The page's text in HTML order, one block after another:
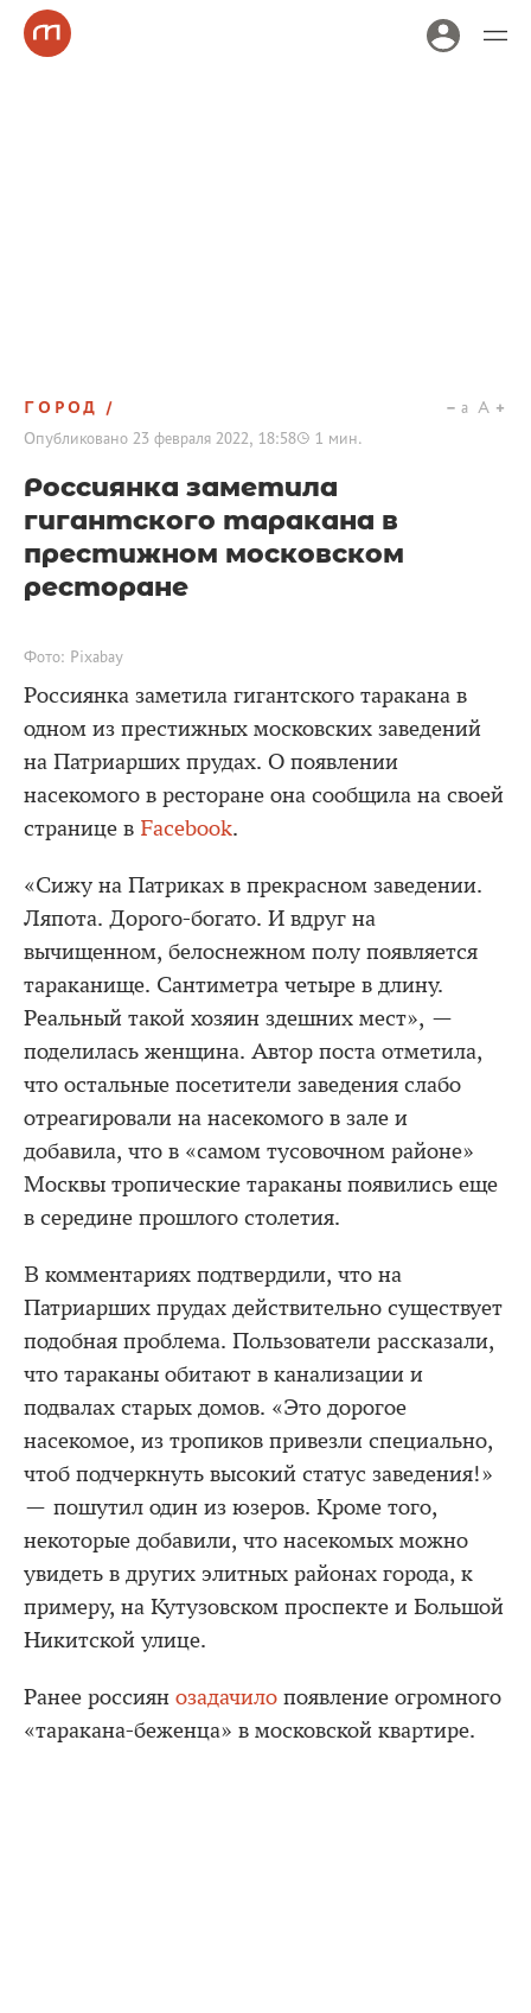
ГОРОД
Опубликовано 23 февраля 2022, 18:58 1 мин.
a A
Россиянка заметила
гигантского таракана в
престижном московском
ресторане
Фото: Pixabay
Россиянка заметила гигантского таракана в
одном из престижных московских заведений
на Патриарших прудах. О появлении
насекомого в ресторане она сообщила на своей
странице в Facebook.
«Сижу на Патриках в прекрасном заведении.
Ляпота. Дорого-богато. И вдруг на
вычищенном, белоснежном полу появляется
тараканище. Сантиметра четыре в длину.
Реальный такой хозяин здешних мест», —
поделилась женщина. Автор поста отметила,
что остальные посетители заведения слабо
отреагировали на насекомого в зале и
добавила, что в «самом тусовочном районе»
Москвы тропические тараканы появились еще
в середине прошлого столетия.
В комментариях подтвердили, что на
Патриарших прудах действительно существует
подобная проблема. Пользователи рассказали,
что тараканы обитают в канализации и
подвалах старых домов. «Это дорогое
насекомое, из тропиков привезли специально,
чтоб подчеркнуть высокий статус заведения!»
— пошутил один из юзеров. Кроме того,
некоторые добавили, что насекомых можно
увидеть в других элитных районах города, к
примеру, на Кутузовском проспекте и Большой
Никитской улице.
Ранее россиян озадачило появление огромного
«таракана-беженца» в московской квартире.